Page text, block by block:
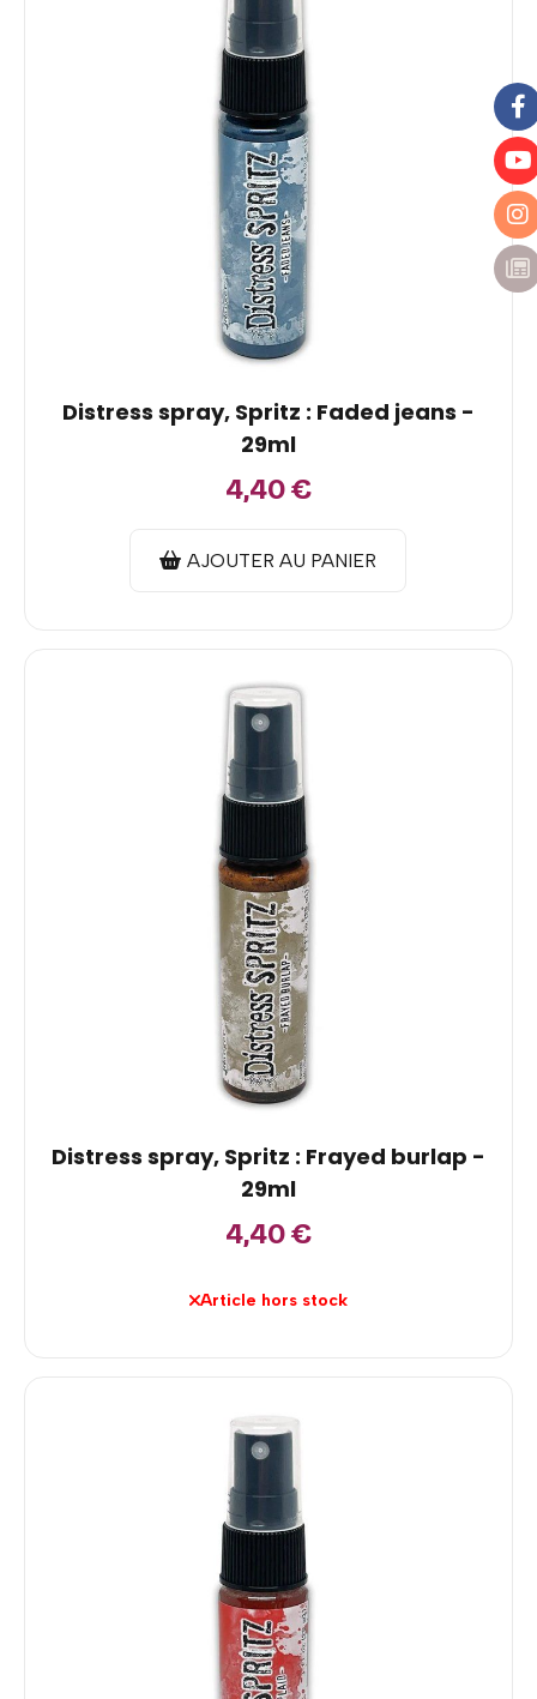
Distress spray, Spritz : Faded jeans -
29ml
4,40€
AJOUTER AU PANIER
Distress spray, Spritz : Frayed burlap -
29ml
4,40€
Article hors stock